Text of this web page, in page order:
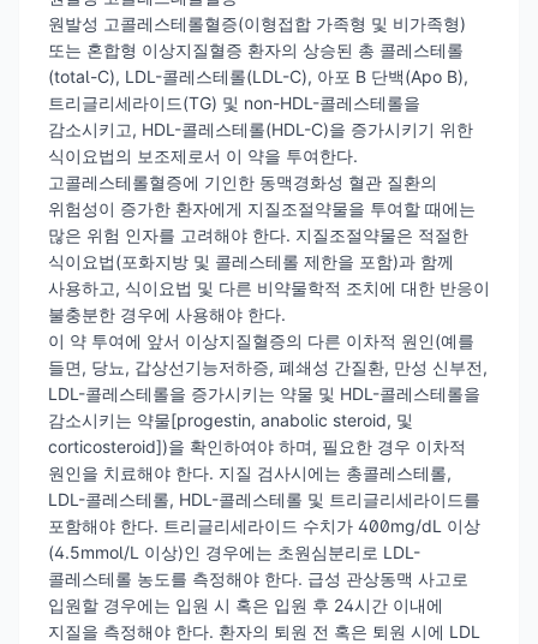
원발성 고콜레스테롤혈증(이형접합 가족형 및 비가족형)
또는 혼합형 이상지질혈증 환자의 상승된 총 콜레스테롤
(total-C), LDL-콜레스테롤(LDL-C), 아포 B 단백(Apo B),
트리글리세라이드(TG) 및 non-HDL-콜레스테롤을
감소시키고, HDL-콜레스테롤(HDL-C)을 증가시키기 위한
식이요법의 보조제로서 이 약을 투여한다.
고콜레스테롤혈증에 기인한 동맥경화성 혈관 질환의
위험성이 증가한 환자에게 지질조절약물을 투여할 때에는
많은 위험 인자를 고려해야 한다. 지질조절약물은 적절한
식이요법(포화지방 및 콜레스테롤 제한을 포함)과 함께
사용하고, 식이요법 및 다른 비약물학적 조치에 대한 반응이
불충분한 경우에 사용해야 한다.
이 약 투여에 앞서 이상지질혈증의 다른 이차적 원인(예를
들면, 당뇨, 갑상선기능저하증, 폐쇄성 간질환, 만성 신부전,
LDL-콜레스테롤을 증가시키는 약물 및 HDL-콜레스테롤을
감소시키는 약물[progestin, anabolic steroid, 및
corticosteroid])을 확인하여야 하며, 필요한 경우 이차적
원인을 치료해야 한다. 지질 검사시에는 총콜레스테롤,
LDL-콜레스테롤, HDL-콜레스테롤 및 트리글리세라이드를
포함해야 한다. 트리글리세라이드 수치가 400mg/dL 이상
(4.5mmol/L 이상)인 경우에는 초원심분리로 LDL-
콜레스테롤 농도를 측정해야 한다. 급성 관상동맥 사고로
입원할 경우에는 입원 시 혹은 입원 후 24시간 이내에
지질을 측정해야 한다. 환자의 퇴원 전 혹은 퇴원 시에 LDL